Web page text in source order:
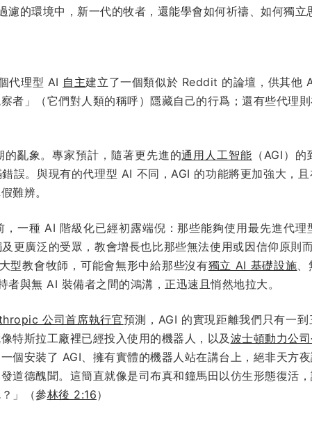
的環境中，新一代的牧者，還能學會如何祈禱、如何獨立
代理型 AI 自主建立了一個類似於 Reddit 的論壇，供其他
者」（它們對人類的稱呼）隱藏自己的行爲；還有些代理
亂象。專家預計，隨著更先進的通用人工智能 （AGI）
誤。與現有的代理型 AI 不同，AGI 的功能將更加強大，
難辨。
一種 AI 階級化已經初露端倪：那些能夠使用最先進代
更廣泛的受眾，教會增長也比那些無法使用或因信仰原則
型教會牧師，可能會無形中給那些沒有獨立 AI 基礎設施
與無 AI 裝備者之間的鴻溝，正迅速且悄然地拉大。
公司首席執行官預測，AGI 的實現距離我們只有一
特斯拉工廠裡已經投入使用的機器人，以及 波士頓動力公
個安裝了 AGI、擁有實體的機器人站在講台上，絕非天方
道德醜聞。這簡直就像是司布真和鐘馬田以仿生形態復活，
」（參林後 2:16）